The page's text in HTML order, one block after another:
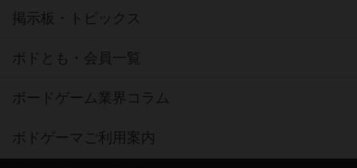
掲示板・トピックス
ボドとも・会員一覧
ボードゲーム業界コラム
ボドゲーマご利用案内